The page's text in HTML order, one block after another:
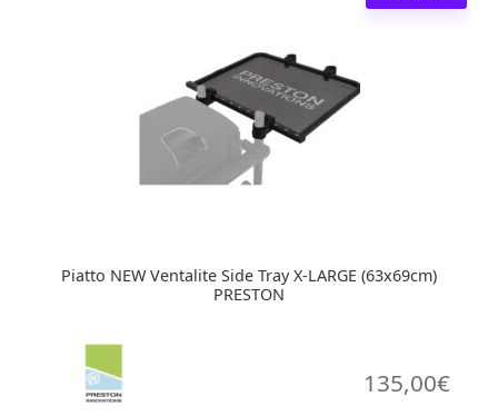
Piatto NEW Ventalite Side Tray X-LARGE (63x69cm)
PRESTON
135,00€